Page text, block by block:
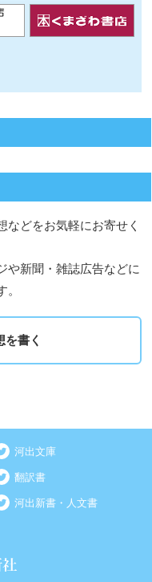
などをお気軽にお寄せく
や新聞・雑誌広告などに
を書く
河出文庫
翻訳書
河出新書・人文書